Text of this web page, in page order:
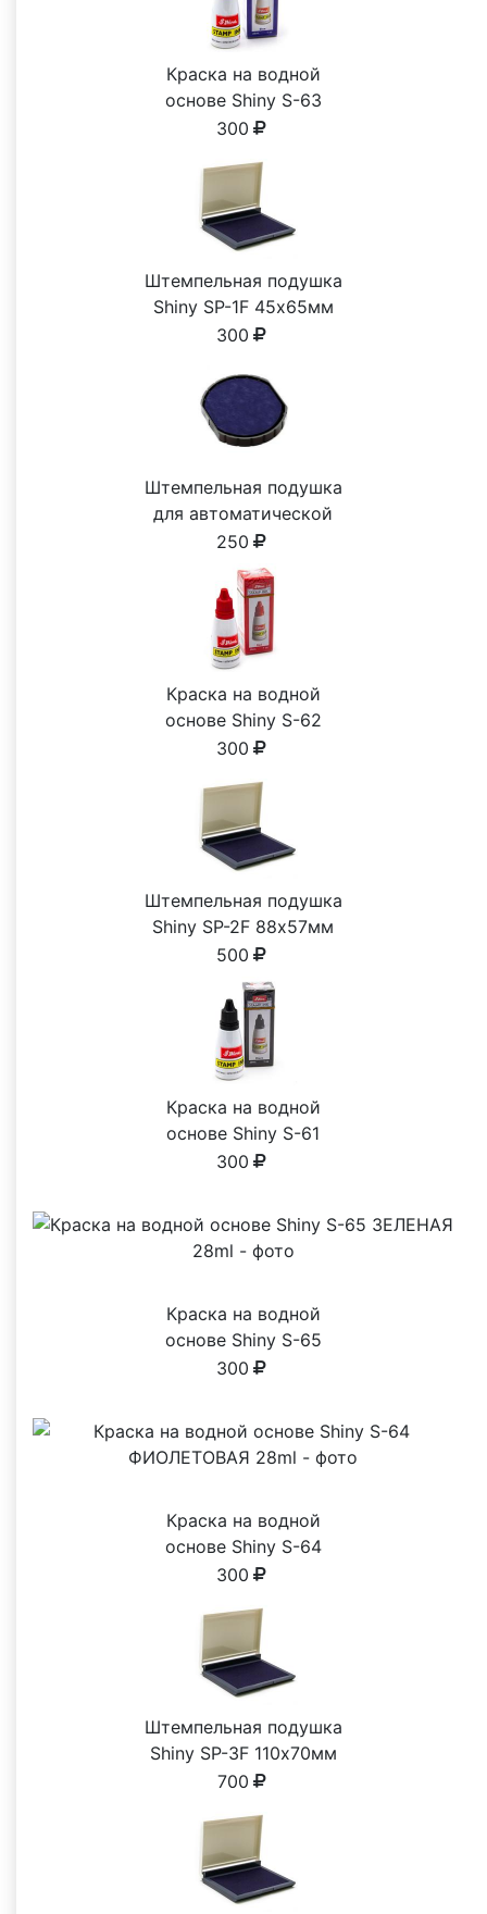
Краска на водной
основе Shiny S-63
СИНЯЯ 28ml
300
Штемпельная подушка
Shiny SP-1F 45х65мм
300
Штемпельная подушка
для автоматической
печати
250
Краска на водной
основе Shiny S-62
КРАСНАЯ 28ml
300
Штемпельная подушка
Shiny SP-2F 88х57мм
500
Краска на водной
основе Shiny S-61
ЧЕРНАЯ 28ml
300
Краска на водной
основе Shiny S-65
ЗЕЛЕНАЯ 28ml
300
Краска на водной
основе Shiny S-64
ФИОЛЕТОВАЯ 28ml
300
Штемпельная подушка
Shiny SP-3F 110х70мм
700